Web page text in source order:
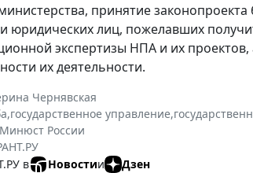
принятие
юридических лиц, пожелавших
экспертизы НПА и их
их деятельности.
Чернявская
,государственное управление,
Минюст России
в
Новостии
Дзен